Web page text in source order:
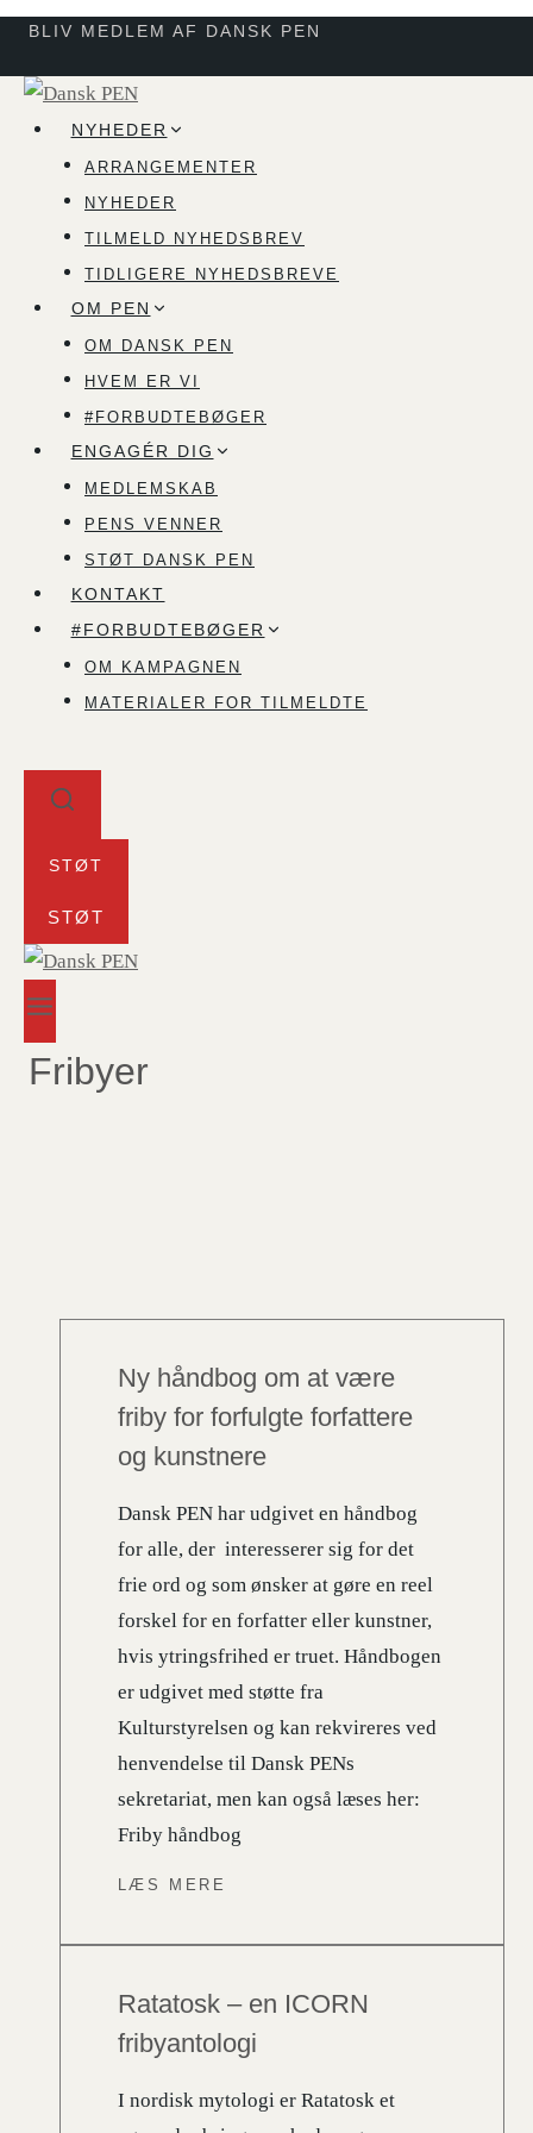
Fortsæt
indhold
BLIV MEDLEM AF DANSK PEN
NYHEDER
ARRANGEMENTER
NYHEDER
TILMELD NYHEDSBREV
TIDLIGERE NYHEDSBREVE
OM PEN
OM DANSK PEN
HVEM ER VI
#FORBUDTEBØGER
ENGAGÉR DIG
MEDLEMSKAB
PENS VENNER
STØT DANSK PEN
KONTAKT
#FORBUDTEBØGER
OM KAMPAGNEN
MATERIALER FOR TILMELDTE
STØT
STØT
Fribyer
Ny håndbog om at være
friby for forfulgte forfattere
og kunstnere
Dansk PEN har udgivet en håndbog
for alle, der interesserer sig for det
frie ord og som ønsker at gøre en reel
forskel for en forfatter eller kunstner,
hvis ytringsfrihed er truet. Håndbogen
er udgivet med støtte fra
Kulturstyrelsen og kan rekvireres ved
henvendelse til Dansk PENs
sekretariat, men kan også læses her:
Friby håndbog
LÆS MERE
Ratatosk – en ICORN
fribyantologi
I nordisk mytologi er Ratatosk et